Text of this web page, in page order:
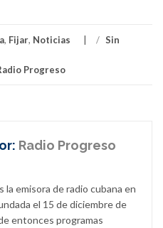
, Fijar, Noticias / Sin
Progreso
Radio Progreso
la emisora de radio cubana en
el 15 de diciembre de
entonces programas